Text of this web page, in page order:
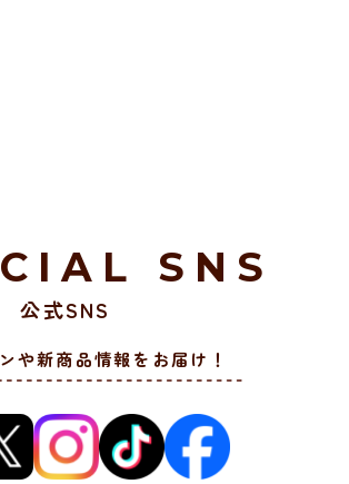
SNS
公式SNS
や新商品情報をお届け！